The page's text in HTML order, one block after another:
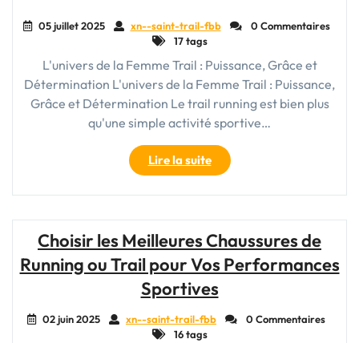
05 juillet 2025 xn--saint-trail-fbb
0 Commentaires
17 tags
L'univers de la Femme Trail : Puissance, Grâce et
Détermination L'univers de la Femme Trail : Puissance,
Grâce et Détermination Le trail running est bien plus
qu'une simple activité sportive…
Lire la suite"Les
Femmes
Trailblazers
et
Grâce
sur
les
Sentiers"
Choisir les Meilleures Chaussures de
Running ou Trail pour Vos Performances
Sportives
02 juin 2025 xn--saint-trail-fbb
0 Commentaires
16 tags